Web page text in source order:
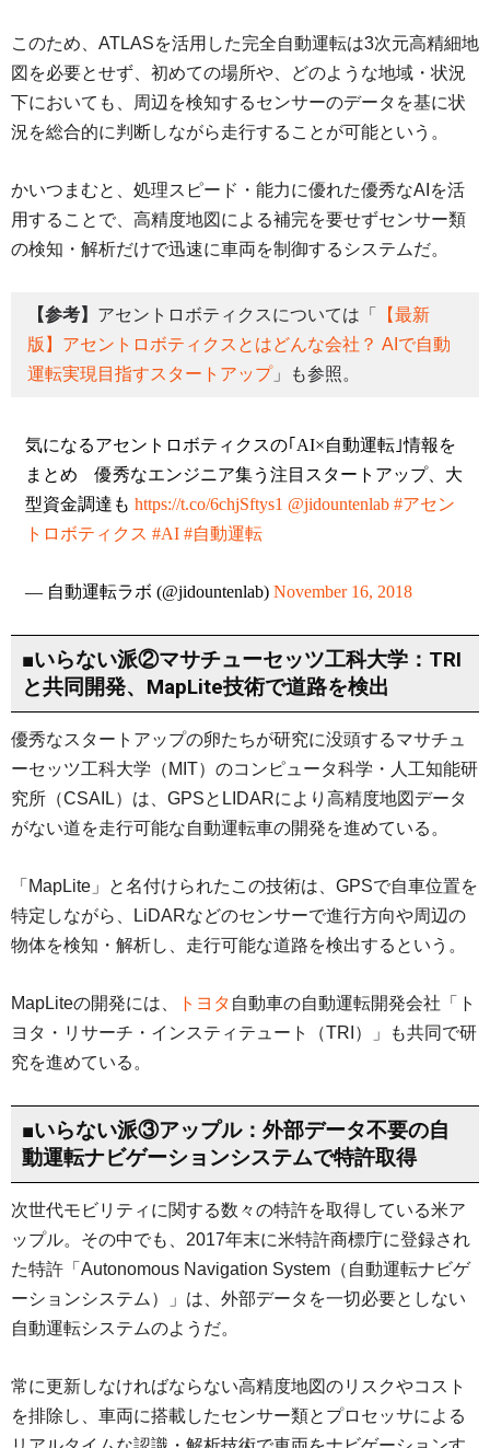
このため、ATLASを活用した完全自動運転は3次元高精細地
図を必要とせず、初めての場所や、どのような地域・状況
下においても、周辺を検知するセンサーのデータを基に状
況を総合的に判断しながら走行することが可能という。
かいつまむと、処理スピード・能力に優れた優秀なAIを活
用することで、高精度地図による補完を要せずセンサー類
の検知・解析だけで迅速に車両を制御するシステムだ。
【参考】 アセントロボティクスについては「
【最新
版】アセントロボティクスとはどんな会社？ AIで自動
運転実現目指すスタートアップ」も参照。
気になるアセントロボティクスの｢AI×自動運転｣情報を
まとめ 優秀なエンジニア集う注目スタートアップ、大
型資金調達も https://t.co/6chjSftys1 @jidountenlab #アセン
トロボティクス #AI #自動運転
— 自動運転ラボ (@jidountenlab) November 16, 2018
■いらない派②マサチューセッツ工科大学：TRI
と共同開発、MapLite技術で道路を検出
優秀なスタートアップの卵たちが研究に没頭するマサチュ
ーセッツ工科大学（MIT）のコンピュータ科学・人工知能研
究所（CSAIL）は、GPSとLIDARにより高精度地図データ
がない道を走行可能な自動運転車の開発を進めている。
「MapLite」と名付けられたこの技術は、GPSで自車位置を
特定しながら、LiDARなどのセンサーで進行方向や周辺の
物体を検知・解析し、走行可能な道路を検出するという。
MapLiteの開発には、 トヨタ 自動車の自動運転開発会社「ト
ヨタ・リサーチ・インスティテュート（TRI）」も共同で研
究を進めている。
■いらない派③アップル：外部データ不要の自
動運転ナビゲーションシステムで特許取得
次世代モビリティに関する数々の特許を取得している米ア
ップル。その中でも、2017年末に米特許商標庁に登録され
た特許「Autonomous Navigation System（自動運転ナビゲ
ーションシステム）」は、外部データを一切必要としない
自動運転システムのようだ。
常に更新しなければならない高精度地図のリスクやコスト
を排除し、車両に搭載したセンサー類とプロセッサによる